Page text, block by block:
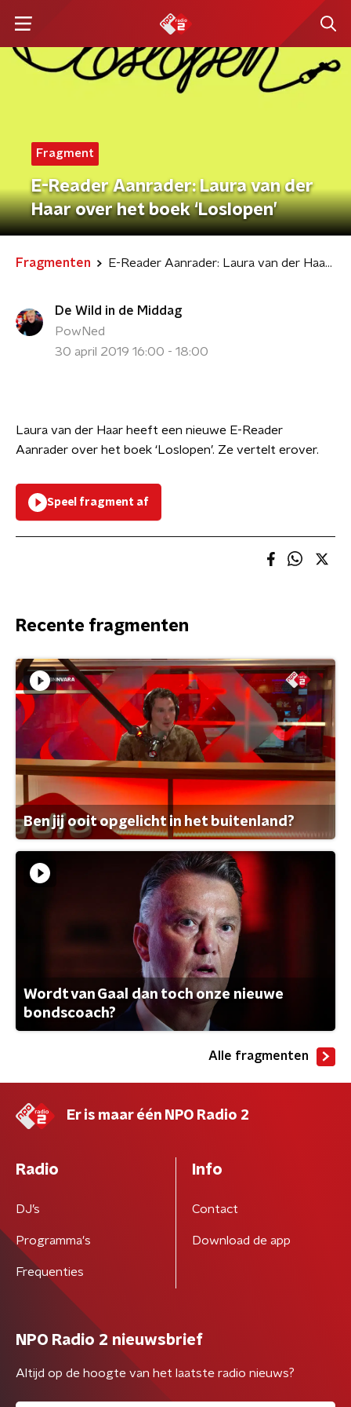
Fragment
E-Reader Aanrader: Laura van der
Haar over het boek ‘Loslopen’
Fragmenten E-Reader Aanrader: Laura van der Haar over het boek ‘Loslopen’
De Wild in de Middag
PowNed
30 april 2019 16:00 - 18:00
Laura van der Haar heeft een nieuwe E-Reader
Aanrader over het boek ‘Loslopen’. Ze vertelt erover.
Speel fragment af
Recente fragmenten
Ben jij ooit opgelicht in het buitenland?
Wordt van Gaal dan toch onze nieuwe
bondscoach?
Alle fragmenten
Er is maar één NPO Radio 2
Radio
DJ’s
Programma's
Frequenties
Info
Contact
Download de app
NPO Radio 2 nieuwsbrief
Altijd op de hoogte van het laatste radio nieuws?